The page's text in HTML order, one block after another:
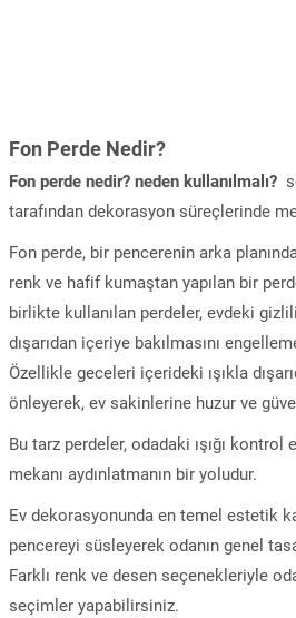
Fon Perde Nedir?
Fon perde nedir? neden kullanılmalı?
tarafından dekorasyon süreçlerinde
Fon perde, bir pencerenin arka
renk ve hafif kumaştan yapılan bir
birlikte kullanılan perdeler, evdeki
dışarıdan içeriye bakılmasını
Özellikle geceleri içerideki ışıkla
önleyerek, ev sakinlerine huzur ve
Bu tarz perdeler, odadaki ışığı
mekanı aydınlatmanın bir yoludur.
Ev dekorasyonunda en temel estetik
pencereyi süsleyerek odanın genel
Farklı renk ve desen seçenekleriyle
seçimler yapabilirsiniz.